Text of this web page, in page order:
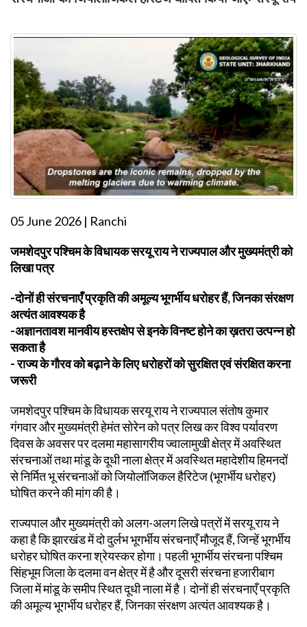
05 June 2026 | Ranchi
जमशेदपुर पश्चिम के विधायक सरयू राय ने राज्यपाल और मुख्यमंत्री को
लिखा पत्र
-दोनों ही संरचनाएँ प्रकृति की अमूल्य भूगर्भीय धरोहर हैं, जिनका संरक्षण
अत्यंत आवश्यक है
-अज्ञानतावश मानवीय हस्तक्षेप से इनके विनष्ट होने का ख़तरा उत्पन्न हो
सकता है
- राज्य के गौरव को बढ़ाने के लिए धरोहरों को सुरक्षित एवं संरक्षित करना
जरूरी
जमशेदपुर पश्चिम के विधायक सरयू राय ने राज्यपाल संतोष कुमार
गंगवार और मुख्यमंत्री हेमंत सोरेन को पत्र लिख कर विश्व पर्यावरण
दिवस के अवसर पर दलमा महासागरीय ज्वालामुखी क्षेत्र में अवस्थित
संरचनाओं तथा मांडू के दूधी नाला क्षेत्र में अवस्थित महादेशीय हिमनदों
से निर्मित भू संरचनाओं को जियोलॉजिकल हैरिटेज (भूगर्भीय धरोहर)
घोषित करने की मांग की है।
राज्यपाल और मुख्यमंत्री को अलग-अलग लिखे पत्रों में सरयू राय ने
कहा है कि झारखंड में दो दुर्लभ भूगर्भीय संरचनाएँ मौजूद हैं, जिन्हें भूगर्भीय
धरोहर घोषित करना श्रेयस्कर होगा। पहली भूगर्भीय संरचना पश्चिम
सिंहभूम जिला के दलमा वन क्षेत्र में है और दूसरी संरचना हजारीबाग
जिला में मांडू के समीप स्थित दूधी नाला में है। दोनों ही संरचनाएँ प्रकृति
की अमूल्य भूगर्भीय धरोहर हैं, जिनका संरक्षण अत्यंत आवश्यक है।